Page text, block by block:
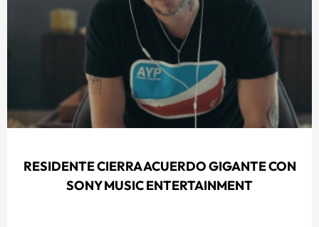
RESIDENTE CIERRA ACUERDO GIGANTE CON
SONY MUSIC ENTERTAINMENT